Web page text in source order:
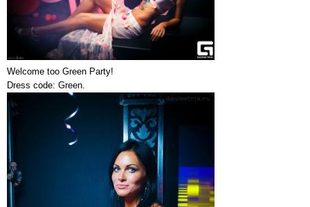
Welcome too Green Party!
Dress code: Green.